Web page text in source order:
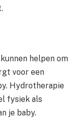
helpen om
voor een
Hydrotherapie
fysiek als
je baby.